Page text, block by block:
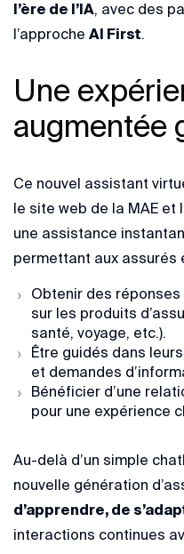
l’ère de l’IA, avec des
l’approche AI First.
Une
augmentée
Ce nouvel assistant
le site web de la MAE et
une assistance
permettant aux assurés
Obtenir des
sur les produits
santé, voyage, etc.).
Être guidés dans
et demandes
Bénéficier d’une
pour une expérience
Au-delà d’un simple
nouvelle génération
d’apprendre, de
interactions continues